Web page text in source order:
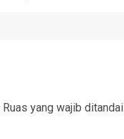
Ruas yang wajib ditandai